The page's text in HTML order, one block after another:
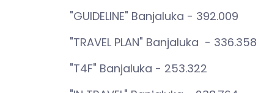
"GUIDELINE" Banjaluka - 392.009
"TRAVEL PLAN" Banjaluka - 336.358
"T4F" Banjaluka - 253.322